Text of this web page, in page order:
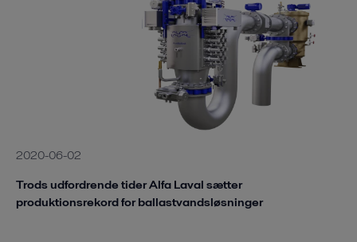
2020-06-02
Trods udfordrende tider Alfa Laval sætter
produktionsrekord for ballastvandsløsninger